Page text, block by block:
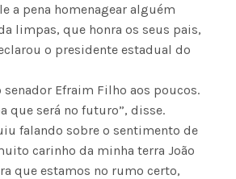
a pena homenagear alguém
limpas, que honra os seus pais,
o presidente estadual do
Efraim Filho aos poucos.
que será no futuro”, disse.
falando sobre o sentimento de
carinho da minha terra João
que estamos no rumo certo,